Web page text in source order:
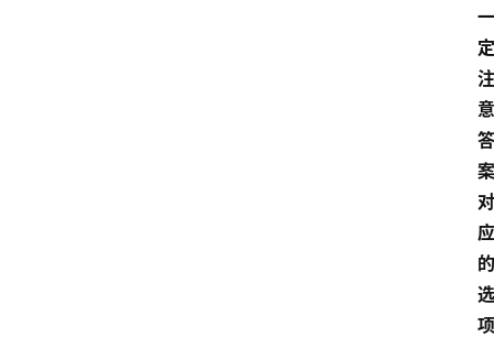
一
定
注
意
答
案
对
应
的
选
项